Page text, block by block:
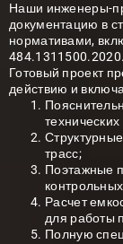
Наши инженеры-
документацию в
нормативами,
484.1311500.2020.
Готовый проект
действию и
трасс;
Поэтажные
Расчет
для работы
Полную